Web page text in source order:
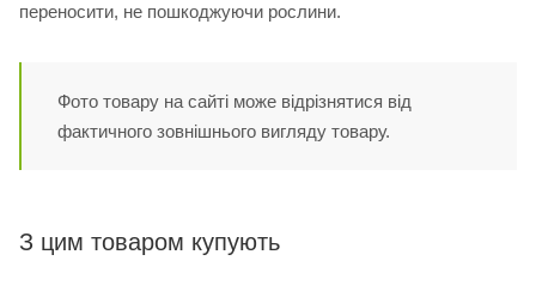
переносити, не пошкоджуючи рослини.
Фото товару на сайті може відрізнятися від
фактичного зовнішнього вигляду товару.
З цим товаром купують